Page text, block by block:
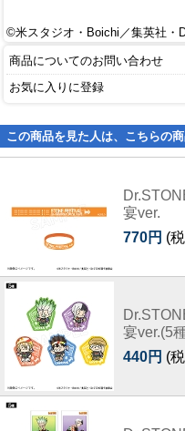
©米スタジオ・Boichi／集英社・
商品についてのお問い合わせ
お気に入りに登録
この商品を見た人は、こちらの
宴ver.
770円 (
宴ver.(5種
440円 (